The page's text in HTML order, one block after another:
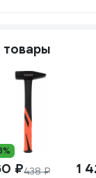
₽438 ₽ 1